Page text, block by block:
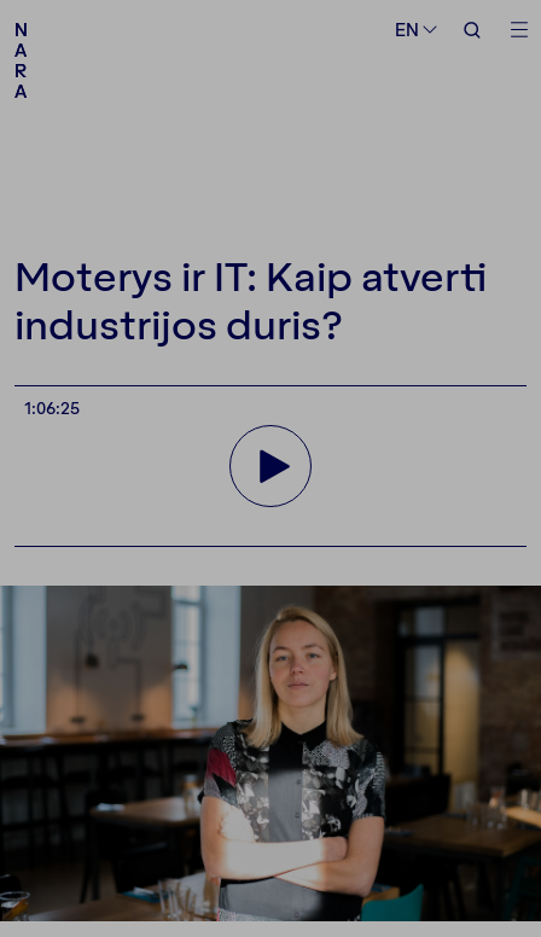
N
A
R
A
EN
N
A
R
A
EN
Moterys ir IT: Kaip atverti
industrijos duris?
1:06:25